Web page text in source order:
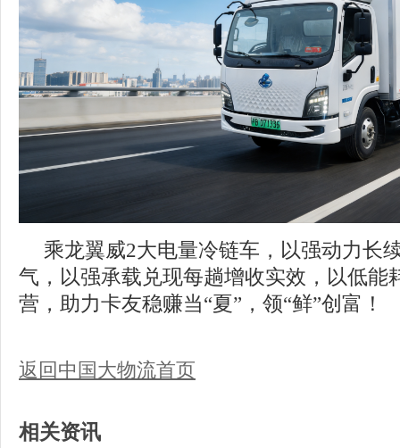
乘龙翼威2大电量冷链车，以强动力长
气，以强承载兑现每趟增收实效，以低能
营，助力卡友稳赚当“夏”，领“鲜”创富！
返回中国大物流首页
相关资讯